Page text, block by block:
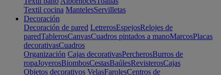
Textil cocina MantelesServilletas
Decoración
Decoración de pared LetrerosEspejosRelojes de
paredTablerosCanvasCuadros pintados a manoMarcosPlacas
decorativasCuadros
Organización Cajas decorativasPercherosBurros de
ropaJoyerosBiombosCestasBaúlesRevisterosCajas
Objetos decorativos VelasFarolesCentros de